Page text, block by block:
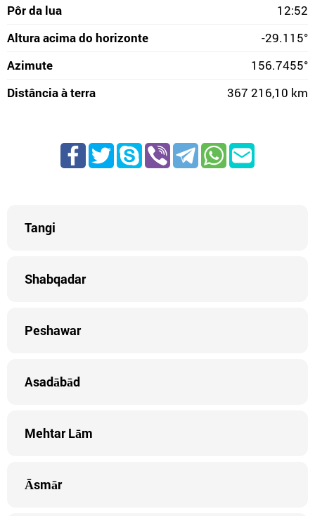
Pôr da lua
12:52
Altura acima do horizonte
-29.115°
Azimute
156.7455°
Distância à terra
367 216,10 km
Tangi
Shabqadar
Peshawar
Asadābād
Mehtar Lām
Āsmār